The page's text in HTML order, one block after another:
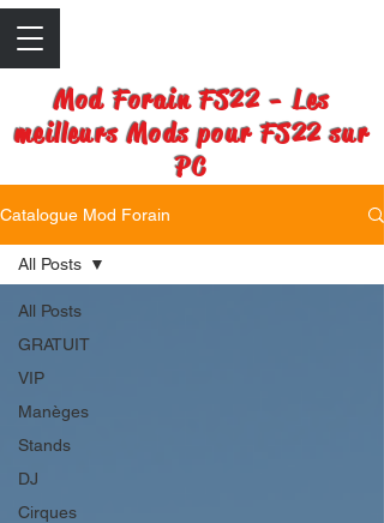
Mod Forain FS22 - Les
meilleurs Mods pour FS22 sur
PC
Catalogue Mod Forain
All Posts
GRATUIT
VIP
Manèges
Stands
DJ
Cirques
All Posts